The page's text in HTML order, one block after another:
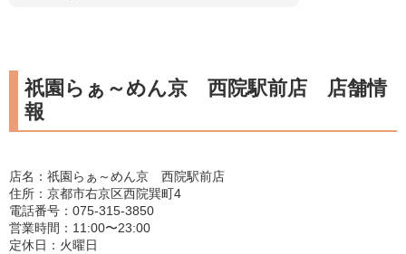
祇園らぁ～めん京 西院駅前店 店舗情
報
店名：祇園らぁ～めん京 西院駅前店
住所：京都市右京区西院巽町4
電話番号：075-315-3850
営業時間：11:00〜23:00
定休日：火曜日